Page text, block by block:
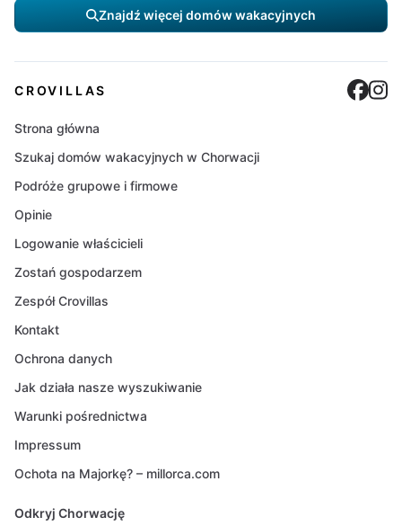
Znajdź więcej domów wakacyjnych
CROVILLAS
Strona główna
Szukaj domów wakacyjnych w Chorwacji
Podróże grupowe i firmowe
Opinie
Logowanie właścicieli
Zostań gospodarzem
Zespół Crovillas
Kontakt
Ochrona danych
Jak działa nasze wyszukiwanie
Warunki pośrednictwa
Impressum
Ochota na Majorkę? – millorca.com
Odkryj Chorwację